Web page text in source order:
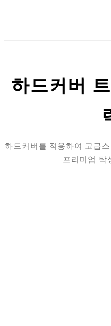
하드커버
하드커버를 적용하여 고급
프리미엄 탁